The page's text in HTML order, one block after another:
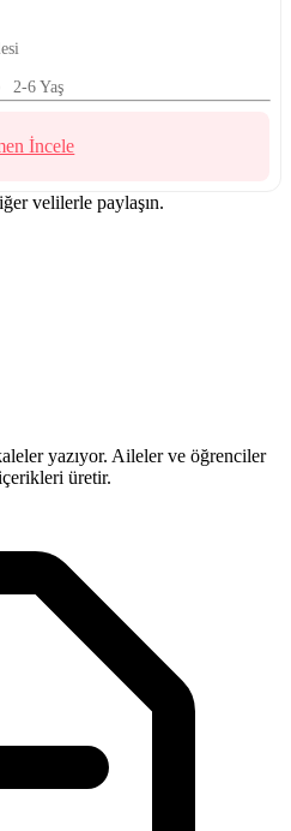
2-6 Yaş
İncele
velilerle paylaşın.
yazıyor. Aileler ve öğrenciler
üretir.